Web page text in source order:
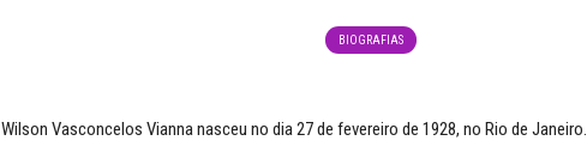
BIOGRAFIAS
Wilson Vasconcelos Vianna nasceu no dia 27 de fevereiro de 1928, no Rio de Janeiro.